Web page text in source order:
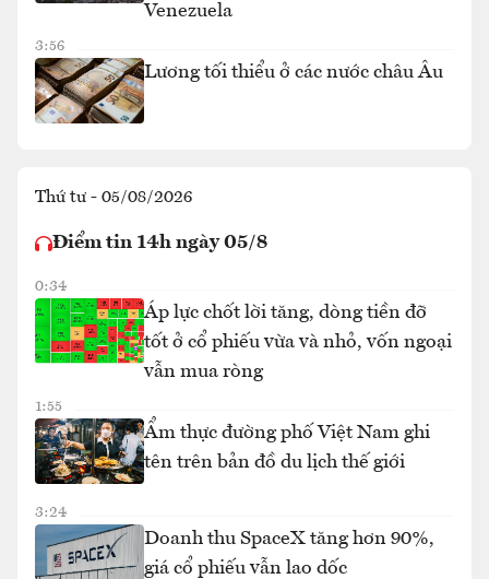
Venezuela
3:56
Lương tối thiểu ở các nước châu Âu
Thứ tư - 05/08/2026
Điểm tin 14h ngày 05/8
0:34
Áp lực chốt lời tăng, dòng tiền đỡ
tốt ở cổ phiếu vừa và nhỏ, vốn ngoại
vẫn mua ròng
1:55
Ẩm thực đường phố Việt Nam ghi
tên trên bản đồ du lịch thế giới
3:24
Doanh thu SpaceX tăng hơn 90%,
giá cổ phiếu vẫn lao dốc